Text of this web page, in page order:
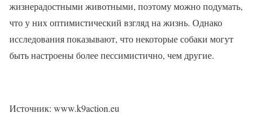
жизнерадостными животными, поэтому можно подумать,
что у них оптимистический взгляд на жизнь. Однако
исследования показывают, что некоторые собаки могут
быть настроены более пессимистично, чем другие.
Источник: www.k9action.eu